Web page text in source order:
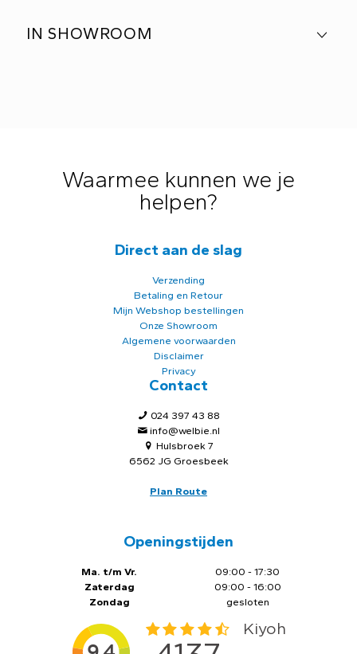
IN SHOWROOM
Waarmee kunnen we je
helpen?
Direct aan de slag
Verzending
Betaling en Retour
Mijn Webshop bestellingen
Onze Showroom
Algemene voorwaarden
Disclaimer
Privacy
Contact
024 397 43 88
info@welbie.nl
Hulsbroek 7
6562 JG Groesbeek
Plan Route
Openingstijden
Ma. t/m Vr.
Zaterdag
Zondag
09:00 - 17:30
09:00 - 16:00
gesloten